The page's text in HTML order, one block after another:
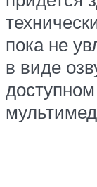
пока не
в виде